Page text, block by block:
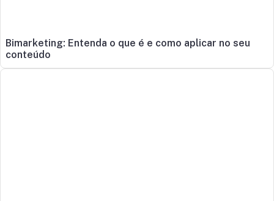
Bimarketing: Entenda o que é e como aplicar no seu
conteúdo